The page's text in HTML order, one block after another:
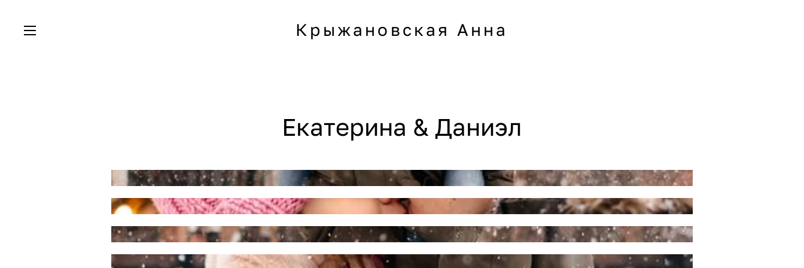
Крыжановская Анна
Екатерина & Даниэл